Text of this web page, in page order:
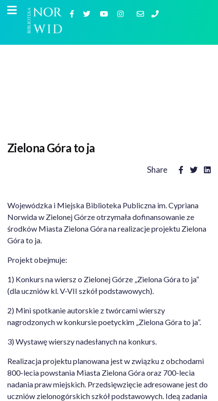
Zielona Góra to ja
Share
Wojewódzka i Miejska Biblioteka Publiczna im. Cypriana
Norwida w Zielonej Górze otrzymała dofinansowanie ze
środków Miasta Zielona Góra na realizacje projektu Zielona
Góra to ja.
Projekt obejmuje:
1) Konkurs na wiersz o Zielonej Górze „Zielona Góra to ja”
(dla uczniów kl. V-VII szkół podstawowych).
2) Mini spotkanie autorskie z twórcami wierszy
nagrodzonych w konkursie poetyckim „Zielona Góra to ja”.
3) Wystawę wierszy nadesłanych na konkurs.
Realizacja projektu planowana jest w związku z obchodami
800-lecia powstania Miasta Zielona Góra oraz 700-lecia
nadania praw miejskich. Przedsięwzięcie adresowane jest do
uczniów zielonogórskich szkół podstawowych. Ideą zadania